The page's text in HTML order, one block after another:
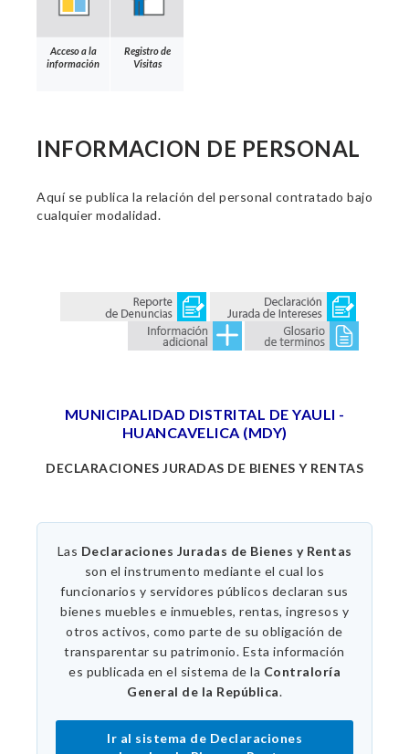
Acceso a la
información
Registro de
Visitas
INFORMACION DE PERSONAL
Aquí se publica la relación del personal contratado bajo
cualquier modalidad.
MUNICIPALIDAD DISTRITAL DE YAULI -
HUANCAVELICA (MDY)
DECLARACIONES JURADAS DE BIENES Y RENTAS
Las Declaraciones Juradas de Bienes y Rentas
son el instrumento mediante el cual los
funcionarios y servidores públicos declaran sus
bienes muebles e inmuebles, rentas, ingresos y
otros activos, como parte de su obligación de
transparentar su patrimonio. Esta información
es publicada en el sistema de la Contraloría
General de la República.
Ir al sistema de Declaraciones